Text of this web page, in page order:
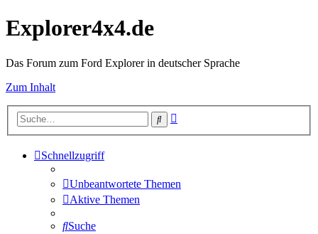
Explorer4x4.de
Das Forum zum Ford Explorer in deutscher Sprache
Zum Inhalt
Suche
Schnellzugriff
Unbeantwortete Themen
Aktive Themen
Suche